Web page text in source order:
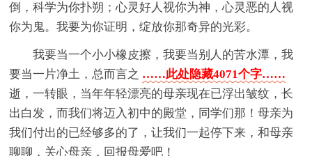
倒，科学为你扑朔；心灵好人视你为神，心灵恶的人视
你为鬼。我要为你证明，绽放你那奇异的光彩。
我要当一个小小橡皮擦，我要当别人的苦水潭，我
要当一片净土，总而言之 ……此处隐藏4071个字……
逝，一转眼，当年年轻漂亮的母亲现在已浮出皱纹，长
出白发，而我们将迈入初中的殿堂，同学们那！母亲为
我们付出的已经够多的了，让我们一起停下来，和母亲
聊聊，关心母亲，回报母爱吧！